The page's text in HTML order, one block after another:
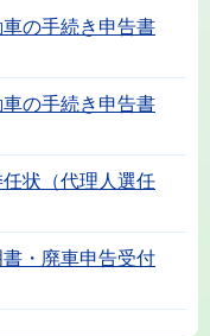
の手続き申告書
の手続き申告書
状（代理人選任
・廃車申告受付